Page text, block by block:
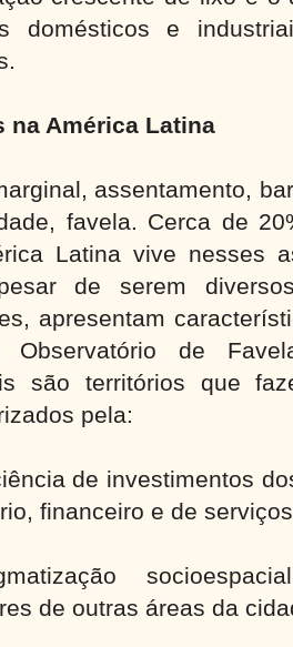
domésticos e
na América Latina
assentamento,
favela. Cerca de
Latina vive nesses
de serem
apresentam
de
são territórios que
pela:
de investimentos
financeiro e de
de outras áreas da